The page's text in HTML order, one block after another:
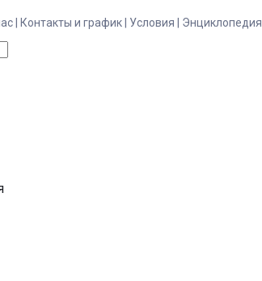
| Контакты и график | Условия | Энциклопедия